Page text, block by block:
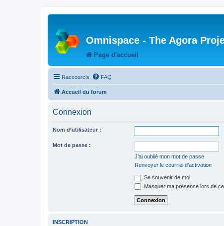
Omnispace - The Agora
Page d'accueil
Raccourcis FAQ
Accueil du forum
Connexion
Nom d’utilisateur :
Mot de passe :
J’ai oublié mon mot de passe
Renvoyer le courriel d’activation
Se souvenir de moi
Masquer ma présence lors de
INSCRIPTION